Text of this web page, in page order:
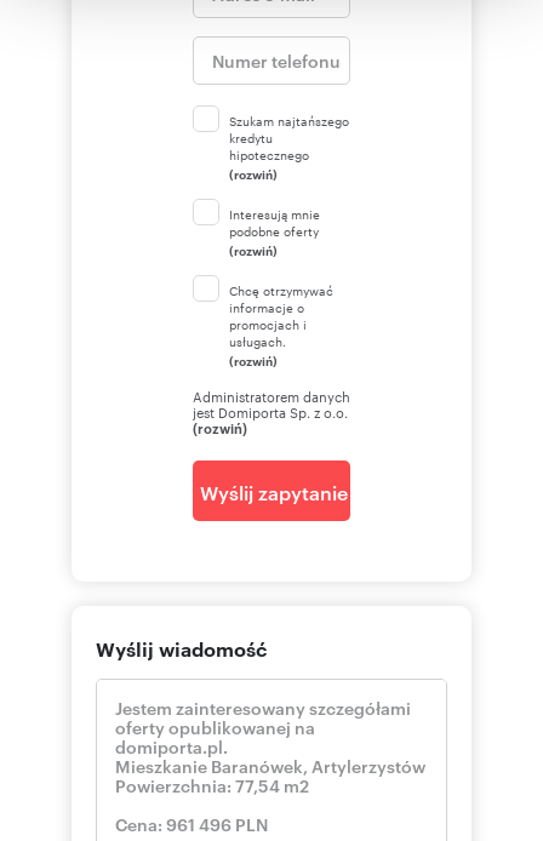
korzystania z ich usług.
Szukam najtańszego
kredytu
hipotecznego
(rozwiń)
Interesują mnie
podobne oferty
(rozwiń)
Chcę otrzymywać
informacje o
promocjach i
usługach.
(rozwiń)
Administratorem danych
jest Domiporta Sp. z o.o.
(rozwiń)
Wyślij zapytanie
Wyślij wiadomość